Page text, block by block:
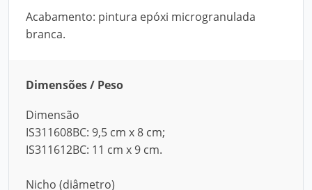
Acabamento: pintura epóxi microgranulada
branca.
Dimensões / Peso
Dimensão
IS311608BC: 9,5 cm x 8 cm;
IS311612BC: 11 cm x 9 cm.
Nicho (diâmetro)